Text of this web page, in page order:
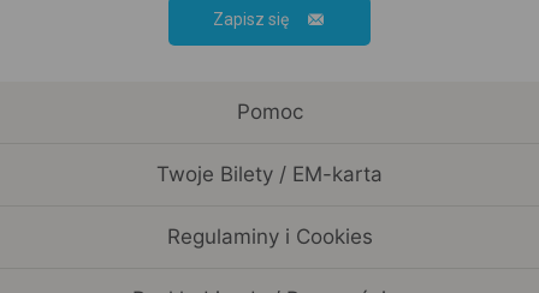
Zapisz się
Pomoc
Twoje Bilety / EM-karta
Regulaminy i Cookies